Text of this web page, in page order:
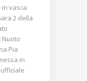
vasca
2 della
Nuoto
Pia
in